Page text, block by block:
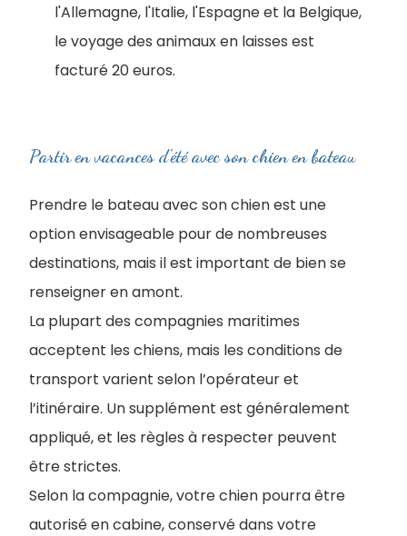
l'Allemagne, l'Italie, l'Espagne et la Belgique,
le voyage des animaux en laisses est
facturé 20 euros.
Partir en vacances d'été avec son chien en bateau
Prendre le bateau avec son chien est une
option envisageable pour de nombreuses
destinations, mais il est important de bien se
renseigner en amont.
La plupart des compagnies maritimes
acceptent les chiens, mais les conditions de
transport varient selon l’opérateur et
l’itinéraire. Un supplément est généralement
appliqué, et les règles à respecter peuvent
être strictes.
Selon la compagnie, votre chien pourra être
autorisé en cabine, conservé dans votre